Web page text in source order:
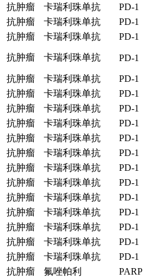
抗肿瘤 卡瑞利珠单抗 PD-1
抗肿瘤
卡瑞利珠单抗 PD-1
抗肿瘤
卡瑞利珠单抗 PD-1
抗肿瘤 卡瑞利珠单抗 PD-1
抗肿瘤 卡瑞利珠单抗 PD-1
抗肿瘤
卡瑞利珠单抗 PD-1
抗肿瘤
卡瑞利珠单抗 PD-1
抗肿瘤
卡瑞利珠单抗 PD-1
抗肿瘤
卡瑞利珠单抗 PD-1
抗肿瘤
卡瑞利珠单抗 PD-1
抗肿瘤
卡瑞利珠单抗 PD-1
抗肿瘤
卡瑞利珠单抗 PD-1
抗肿瘤
卡瑞利珠单抗 PD-1
抗肿瘤
卡瑞利珠单抗 PD-1
抗肿瘤
卡瑞利珠单抗 PD-1
抗肿瘤
卡瑞利珠单抗 PD-1
抗肿瘤
卡瑞利珠单抗 PD-1
抗肿瘤
氟唑帕利 PARP